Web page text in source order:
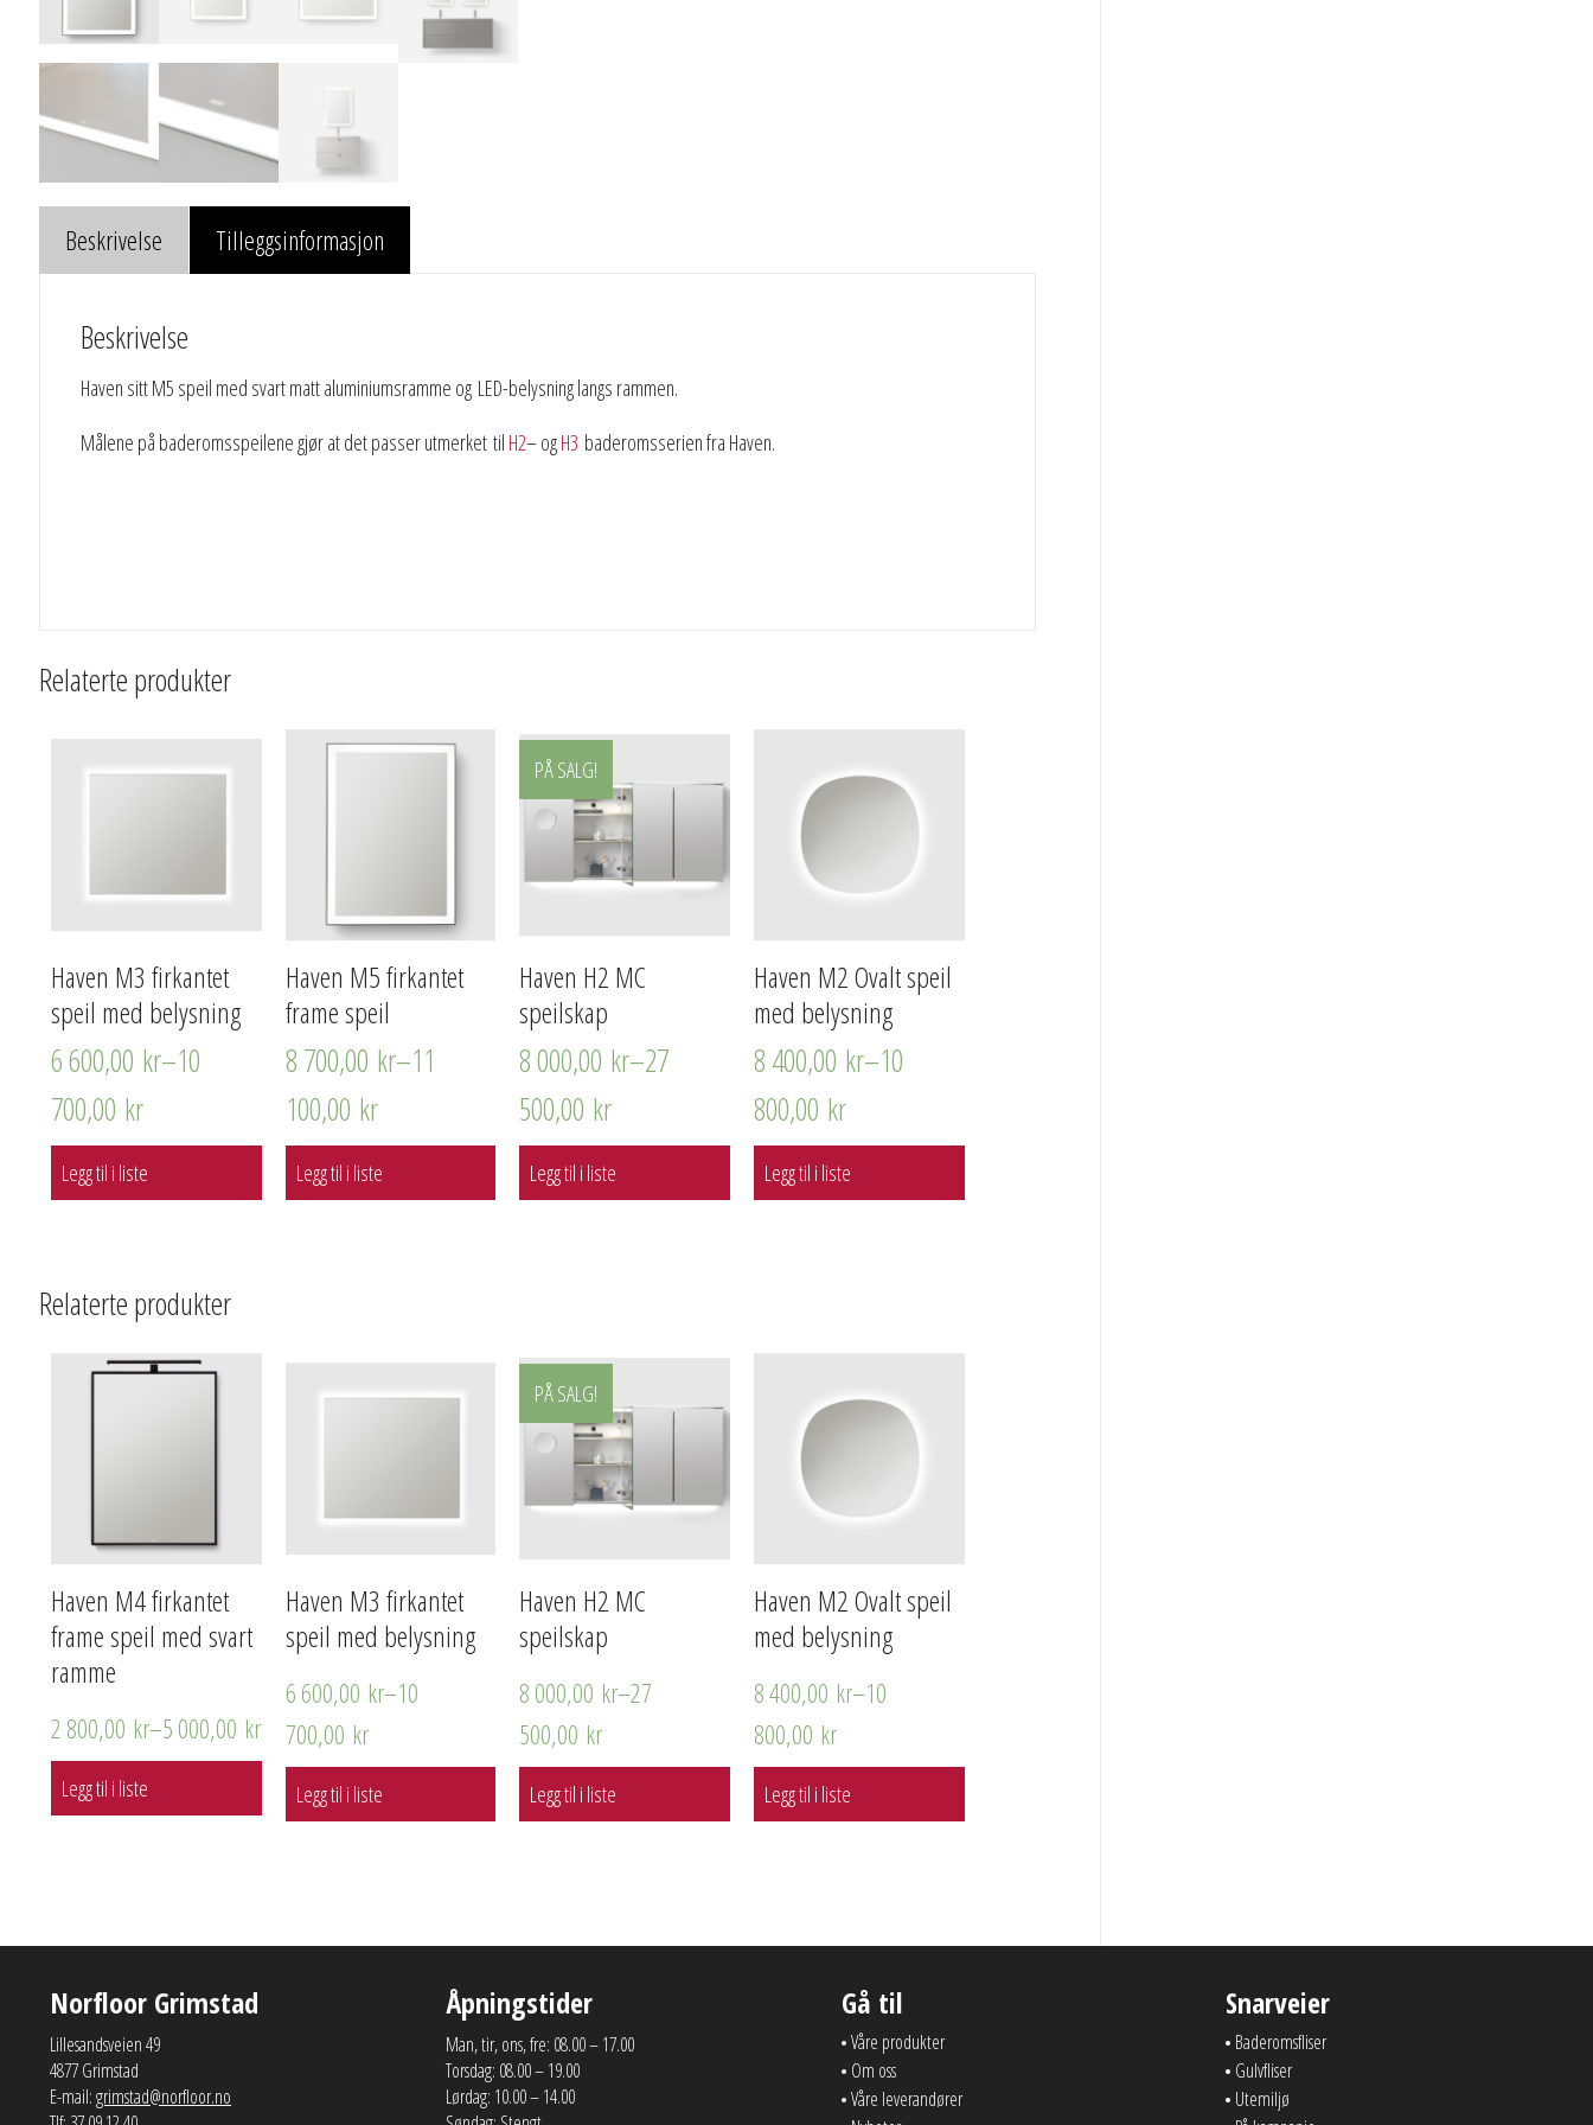
Beskrivelse Tilleggsinformasjon
Beskrivelse
Haven sitt M5 speil med svart matt aluminiumsramme og LED-belysning langs rammen.
Målene på baderomsspeilene gjør at det passer utmerkettil H2– ogH3 baderomsserien fra Haven.
Relaterte produkter
Haven M3 firkantet
speil med belysning
6 600,00 kr–10
700,00 kr
Legg til i liste
Haven M5 firkantet
frame speil
8 700,00 kr–11
100,00 kr
Legg til i liste
PÅ SALG!
Haven H2 MC
speilskap
8 000,00 kr–27
500,00 kr
Legg til i liste
Haven M2 Ovalt speil
med belysning
8 400,00 kr–10
800,00 kr
Legg til i liste
Relaterte produkter
Haven M4 firkantet
frame speil med svart
ramme
2 800,00 kr–5 000,00 kr
Legg til i liste
Haven M3 firkantet
speil med belysning
6 600,00 kr–10
700,00 kr
Legg til i liste
PÅ SALG!
Haven H2 MC
speilskap
8 000,00 kr–27
500,00 kr
Legg til i liste
Haven M2 Ovalt speil
med belysning
8 400,00 kr–10
800,00 kr
Legg til i liste
Norfloor Grimstad
Lillesandsveien 49
4877 Grimstad
E-mail:grimstad@norfloor.no
Åpningstider
Man, tir, ons, fre: 08.00 – 17.00
Torsdag: 08.00 – 19.00
Lørdag: 10.00 – 14.00
Gå til
Våre produkter
Om oss
Våre leverandører
Snarveier
Baderomsfliser
Gulvfliser
Utemiljø